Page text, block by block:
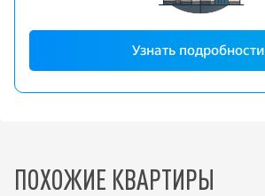
Узнать подробности
ПОХОЖИЕ КВАРТИРЫ